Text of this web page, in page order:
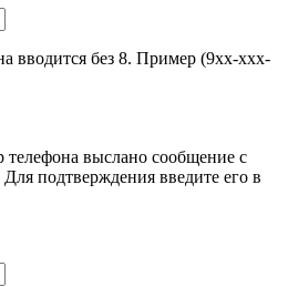
вводится без 8. Пример (9хх-ххх-
выслано сообщение с
подтверждения введите его в